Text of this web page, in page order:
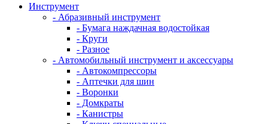
Инструмент
- Абразивный инструмент
- Бумага наждачная водостойкая
- Круги
- Разное
- Автомобильный инструмент и аксессуары
- Автокомпрессоры
- Аптечки для шин
- Воронки
- Домкраты
- Канистры